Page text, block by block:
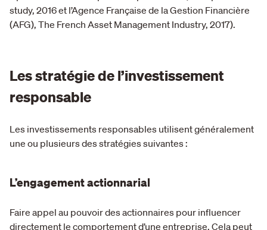
study, 2016 et l’Agence Française de la Gestion Financière
(AFG), The French Asset Management Industry, 2017).
Les stratégie de l’investissement
responsable
Les investissements responsables utilisent généralement
une ou plusieurs des stratégies suivantes :
L’engagement actionnarial
Faire appel au pouvoir des actionnaires pour influencer
directement le comportement d’une entreprise. Cela peut